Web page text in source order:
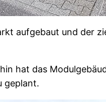
aufgebaut und der
hat das
geplant.